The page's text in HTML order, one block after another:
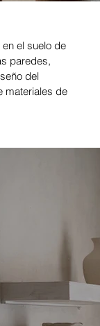
el suelo de
paredes,
del
materiales de